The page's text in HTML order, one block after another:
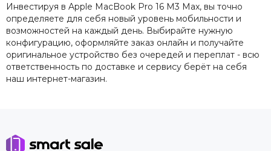
Инвестируя в Apple MacBook Pro 16 M3 Max, вы точно
определяете для себя новый уровень мобильности и
возможностей на каждый день. Выбирайте нужную
конфигурацию, оформляйте заказ онлайн и получайте
оригинальное устройство без очередей и переплат - всю
ответственность по доставке и сервису берёт на себя
наш интернет-магазин.